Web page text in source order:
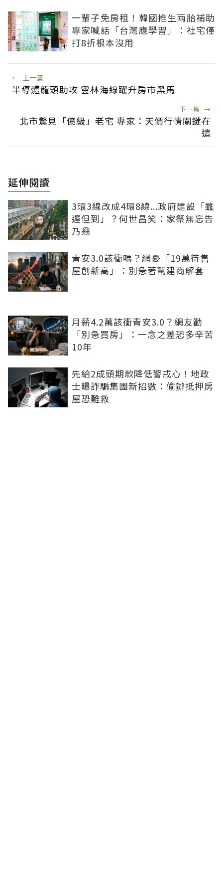
一輩子免房租！韓國推生兩胎補助
專家喊話「台灣應學習」：社宅僅
打8折根本沒用
← 上一篇
半導體龍頭助攻 雲林海線躍升房市黑馬
下一篇 →
北市驚見「億級」老宅 專家：天價行情關鍵在
這
延伸閱讀
3環3線改成4環8線...政府建設「雖
遲但到」？何世昌笑：家祭無忘告
乃翁
青安3.0該衝嗎？網憂「19萬待售
屋創新高」：別急著幫建商解套
月薪4.2萬該衝青安3.0？網友勸
「別急買房」：一念之差恐多辛苦
10年
先給2成頭期款降低警戒心！地政
士曝詐騙集團新招數：偷辦抵押房
屋恐難救